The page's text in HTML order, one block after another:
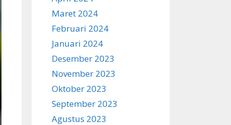
Maret 2024
Februari 2024
Januari 2024
Desember 2023
November 2023
Oktober 2023
September 2023
Agustus 2023